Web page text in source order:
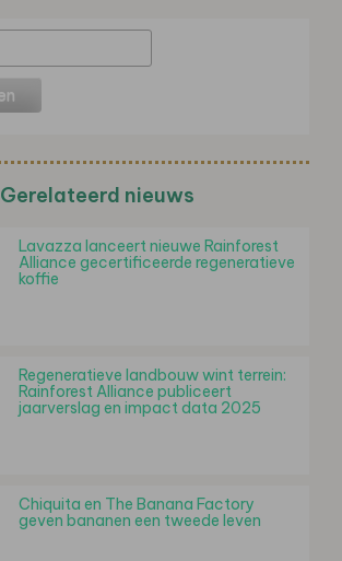
Gerelateerd nieuws
Lavazza lanceert nieuwe Rainforest
Alliance gecertificeerde regeneratieve
koffie
Regeneratieve landbouw wint terrein:
Rainforest Alliance publiceert
jaarverslag en impact data 2025
Chiquita en The Banana Factory
geven bananen een tweede leven